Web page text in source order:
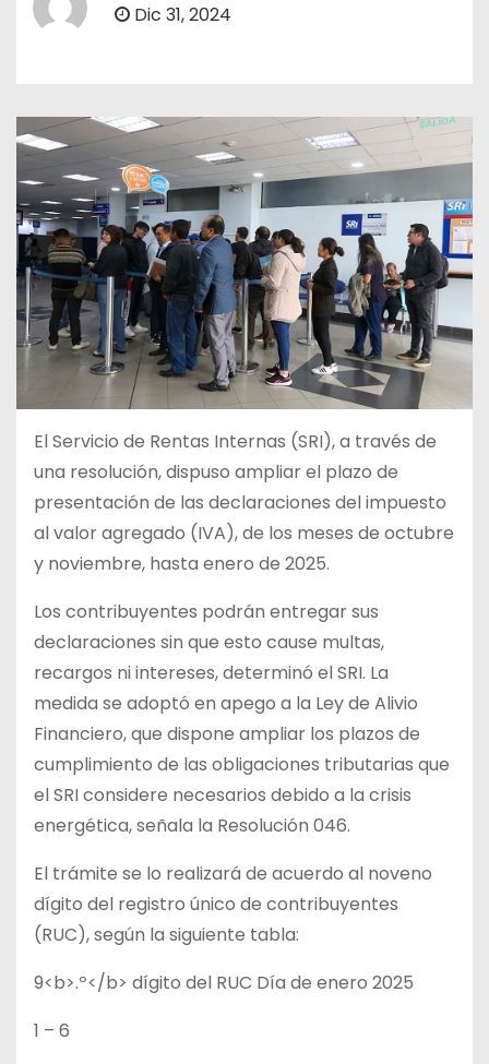
Dic 31, 2024
El Servicio de Rentas Internas (SRI), a través de
una resolución, dispuso ampliar el plazo de
presentación de las declaraciones del impuesto
al valor agregado (IVA), de los meses de octubre
y noviembre, hasta enero de 2025.
Los contribuyentes podrán entregar sus
declaraciones sin que esto cause multas,
recargos ni intereses, determinó el SRI. La
medida se adoptó en apego a la Ley de Alivio
Financiero, que dispone ampliar los plazos de
cumplimiento de las obligaciones tributarias que
el SRI considere necesarios debido a la crisis
energética, señala la Resolución 046.
El trámite se lo realizará de acuerdo al noveno
dígito del registro único de contribuyentes
(RUC), según la siguiente tabla:
9<b>.º</b> dígito del RUC Día de enero 2025
1 – 6